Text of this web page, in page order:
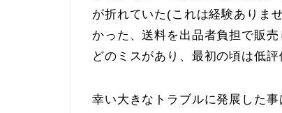
が折れていた(これは経験ありま
かった、送料を出品者負担で販
どのミスがあり、最初の頃は低評
幸い大きなトラブルに発展した